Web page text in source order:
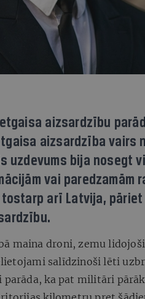
aizsardzību
aizsardzība vairs
uzdevums bija nosegt
vai paredzamām
arī Latvija, pāriet
maina droni, zemu
salīdzinoši lēti
parāda, ka pat militāri